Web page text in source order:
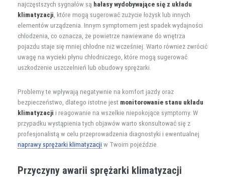
najczęstszych sygnałów są hałasy wydobywające się z układu
klimatyzacji, które mogą sugerować zużycie łożysk lub innych
elementów urządzenia. Innym symptomem jest spadek wydajności
chłodzenia, co oznacza, że powietrze nawiewane do wnętrza
pojazdu staje się mniej chłodne niż wcześniej. Warto również zwrócić
uwagę na wycieki płynu chłodniczego, które mogą sugerować
uszkodzenie uszczelnień lub obudowy sprężarki.
Problemy te wpływają negatywnie na komfort jazdy oraz
bezpieczeństwo, dlatego istotne jest monitorowanie stanu układu
klimatyzacji i reagowanie na wszelkie niepokojące symptomy. W
przypadku wystąpienia tych objawów warto skonsultować się z
profesjonalistą w celu przeprowadzenia diagnostyki i ewentualnej
naprawy sprężarki klimatyzacji w Twoim pojeździe.
Przyczyny awarii sprężarki klimatyzacji